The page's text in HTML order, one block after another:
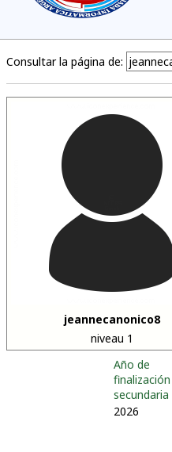
Consultar la página de:
jeannecanonico8
niveau 1
Año de
secundaria
2026